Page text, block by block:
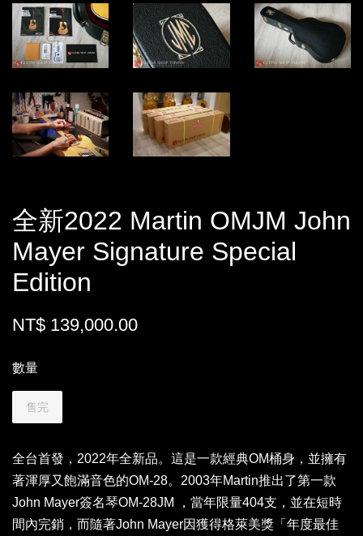
全新2022 Martin OMJM John
Mayer Signature Special
Edition
NT$ 139,000.00
數量
售完
全台首發，2022年全新品。這是一款經典OM桶身，並擁有
著渾厚又飽滿音色的OM-28。2003年Martin推出了第一款
John Mayer簽名琴OM-28JM ，當年限量404支，並在短時
間內完銷，而隨著John Mayer因獲得格萊美獎「年度最佳